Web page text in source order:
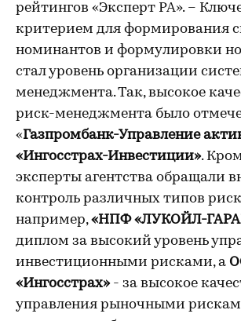
рейтингов «Эксперт РА». –
критерием для формирования
номинантов и формулировки
стал уровень организации
менеджмента. Так, высокое
риск-менеджмента было
«Газпромбанк-Управление
«Ингосстрах-Инвестиции».
эксперты агентства обращали
контроль различных типов
например,«НПФ «ЛУКОЙЛ-
диплом за высокий уровень
инвестиционными рисками, а
«Ингосстрах»- за высокое
управления рыночными